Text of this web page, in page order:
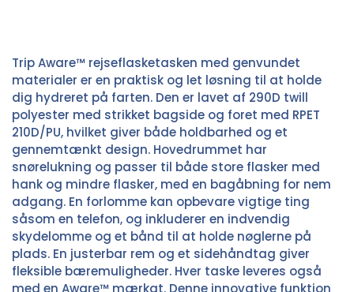
Trip Aware™ rejseflasketasken med genvundet
materialer er en praktisk og let løsning til at holde
dig hydreret på farten. Den er lavet af 290D twill
polyester med strikket bagside og foret med RPET
210D/PU, hvilket giver både holdbarhed og et
gennemtænkt design. Hovedrummet har
snørelukning og passer til både store flasker med
hank og mindre flasker, med en bagåbning for nem
adgang. En forlomme kan opbevare vigtige ting
såsom en telefon, og inkluderer en indvendig
skydelomme og et bånd til at holde nøglerne på
plads. En justerbar rem og et sidehåndtag giver
fleksible bæremuligheder. Hver taske leveres også
med en Aware™ mærkat. Denne innovative funktion